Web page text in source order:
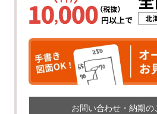
お問い合わせ・納期の